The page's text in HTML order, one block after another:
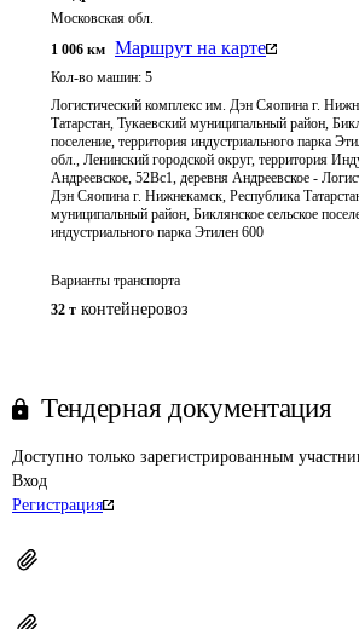
Московская обл.
1 006 км Маршрут на карте
Кол-во машин: 5
Логистический комплекс им. Дэн Сяопина г.
Татарстан, Тукаевский муниципальный район,
поселение, территория индустриального парка
обл., Ленинский городской округ, территория
Андреевское, 52Вс1, деревня Андреевское -
Дэн Сяопина г. Нижнекамск, Республика
муниципальный район, Биклянское сельское
индустриального парка Этилен 600
Варианты транспорта
32 т контейнеровоз
Тендерная документация
Доступно только зарегистрированным
Вход
Регистрация